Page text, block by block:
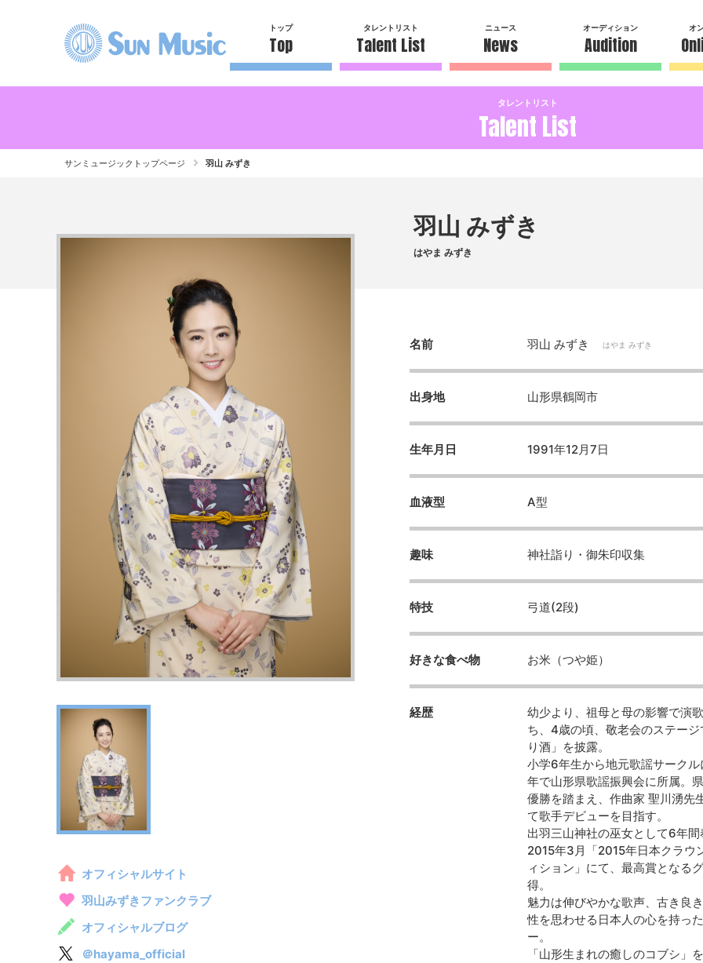
トップ
Top
タレントリスト
Talent List
ニュース
News
オーディション
Audition
オ
サンミュージックトップページ 羽山 みずき
羽山 みずき
はやま みずき
タレントリスト
Talent List
オフィシャルサイト
羽山みずきファンクラブ
オフィシャルブログ
＠hayama_official
名前 羽山 みずき はやま みずき
出身地 山形県鶴岡市
生年月日 1991年12月7日
血液型 A型
趣味 神社詣り・御朱印収集
特技 弓道(2段)
好きな食べ物 お米（つや姫）
経歴
幼少より、祖母と母の影響で演
ち、4歳の頃、敬老会のステージ
り酒」を披露。
小学6年生から地元歌謡サークル
年で山形県歌謡振興会に所属。
優勝を踏まえ、作曲家 聖川湧先
て歌手デビューを目指す。
出羽三山神社の巫女として6年間
2015年3月「2015年日本クラウ
ィション」にて、最高賞となる
得。
魅力は伸びやかな歌声、古き良
性を思わせる日本人の心を持っ
ー。
「山形生まれの癒しのコブシ」